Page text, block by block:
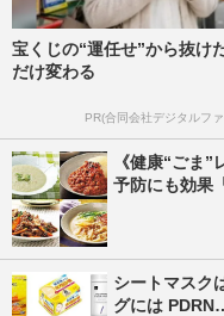
宝くじの“運任せ”から抜け
だけ変わる
PR(合同会社デジタルフ
《健康“ごま
予防にも効果
シートマスク
グには